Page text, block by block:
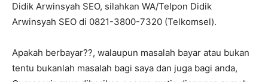
Didik Arwinsyah SEO, silahkan WA/Telpon Didik
Arwinsyah SEO di 0821-3800-7320 (Telkomsel).
Apakah berbayar??, walaupun masalah bayar atau bukan
tentu bukanlah masalah bagi saya dan juga bagi anda,